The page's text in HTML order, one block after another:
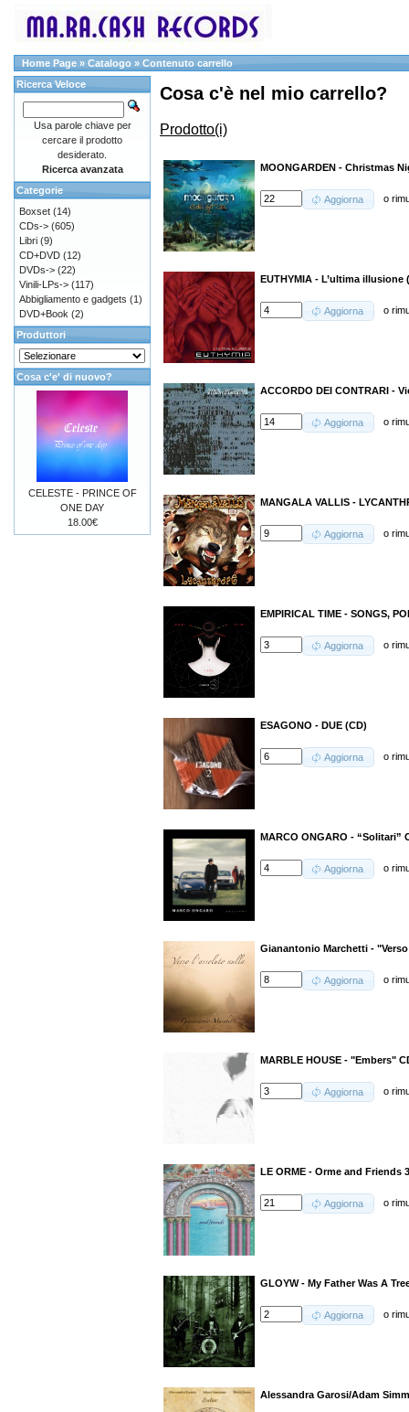
Home Page » Catalogo » Contenuto carrello
Cosa c'è nel mio carrello?
Prodotto(i)
MOONGARDEN - Christmas
Aggiorna o
EUTHYMIA - L’ultima illusione
Aggiorna o
ACCORDO DEI CONTRARI -
Aggiorna o
MANGALA VALLIS -
Aggiorna o
EMPIRICAL TIME - SONGS,
Aggiorna o
ESAGONO - DUE (CD)
Aggiorna o
MARCO ONGARO - “Solitari”
Aggiorna o
Gianantonio Marchetti -
Aggiorna o
MARBLE HOUSE - "Embers"
Aggiorna o
LE ORME - Orme and Friends
Aggiorna o
GLOYW - My Father Was A
Aggiorna o
Alessandra Garosi/Adam
Ricerca Veloce
Usa parole chiave per
cercare il prodotto
desiderato.
Ricerca avanzata
Categorie
Boxset (14)
CDs-> (605)
Libri (9)
CD+DVD (12)
DVDs-> (22)
Vinili-LPs-> (117)
Abbigliamento e gadgets (1)
DVD+Book (2)
Produttori
Cosa c'e' di nuovo?
CELESTE - PRINCE OF
ONE DAY
18.00€